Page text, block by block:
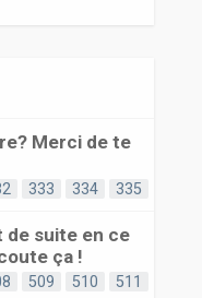
Merci de te
333 334 335
de suite en ce
ça !
509 510 511